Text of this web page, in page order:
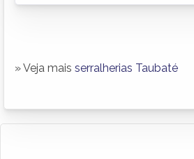
» Veja mais serralherias Taubaté